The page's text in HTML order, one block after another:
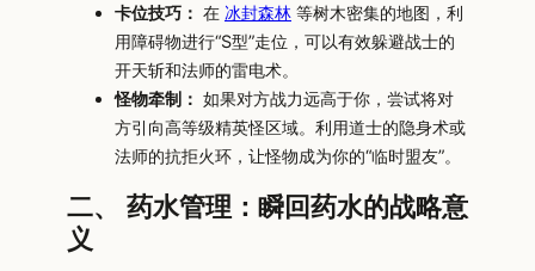
卡位技巧： 在 冰封森林 等树木密集的地图，利
用障碍物进行“S型”走位，可以有效躲避战士的
开天斩和法师的雷电术。
怪物牵制： 如果对方战力远高于你，尝试将对
方引向高等级精英怪区域。利用道士的隐身术或
法师的抗拒火环，让怪物成为你的“临时盟友”。
二、 药水管理：瞬回药水的战略意
义